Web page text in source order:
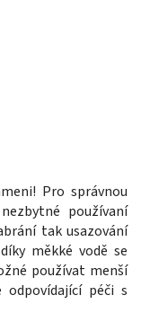
Pro správnou
používaní
tak usazování
měkké vodě se
používat menší
odpovídající péči s